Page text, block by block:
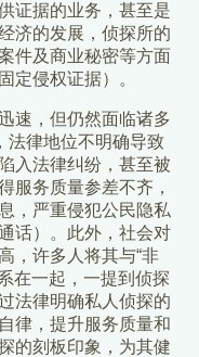
证据的业务，甚至是
济的发展，侦探所的
件及商业秘密等方面
定侵权证据）。
速，但仍然面临诸多
法律地位不明确导致
入法律纠纷，甚至被
服务质量参差不齐，
，严重侵犯公民隐私
话）。此外，社会对
，许多人将其与“非
在一起，一提到侦探
法律明确私人侦探的
律，提升服务质量和
的刻板印象，为其健